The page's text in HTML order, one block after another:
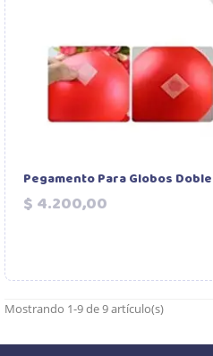
Pegamento Para Globos
$ 4.200,00
Mostrando 1-9 de 9 artículo(s)